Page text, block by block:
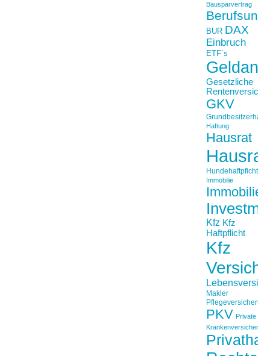
Bausparvertrag
BUR DAX
Einbruch
ETF´s
Gesetzliche
GKV
Haftung
Hausrat
Hundehaftpficht
Immobilie
Kfz Kfz
Haftpflicht
Kfz
Makler
Pflegeversicherung
PKV Private
Krankenversicherung